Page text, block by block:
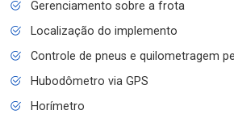
Gerenciamento sobre a frota
Localização do implemento
Controle de pneus e quilometragem
Hubodômetro via GPS
Horímetro